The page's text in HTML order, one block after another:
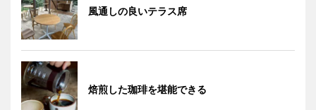
風通しの良いテラス席
焙煎した珈琲を堪能できる